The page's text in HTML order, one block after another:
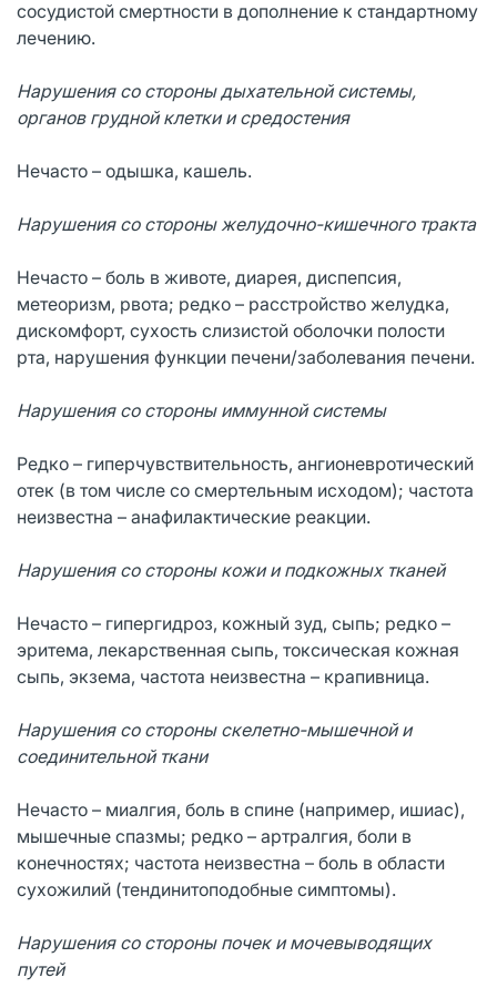
сосудистой смертности в дополнение к стандартному
лечению.
Нарушения со стороны дыхательной системы,
органов грудной клетки и средостения
Нечасто – одышка, кашель.
Нарушения со стороны желудочно-кишечного тракта
Нечасто – боль в животе, диарея, диспепсия,
метеоризм, рвота; редко – расстройство желудка,
дискомфорт, сухость слизистой оболочки полости
рта, нарушения функции печени/заболевания печени.
Нарушения со стороны иммунной системы
Редко – гиперчувствительность, ангионевротический
отек (в том числе со смертельным исходом); частота
неизвестна – анафилактические реакции.
Нарушения со стороны кожи и подкожных тканей
Нечасто – гипергидроз, кожный зуд, сыпь; редко –
эритема, лекарственная сыпь, токсическая кожная
сыпь, экзема, частота неизвестна – крапивница.
Нарушения со стороны скелетно-мышечной и
соединительной ткани
Нечасто – миалгия, боль в спине (например, ишиас),
мышечные спазмы; редко – артралгия, боли в
конечностях; частота неизвестна – боль в области
сухожилий (тендинитоподобные симптомы).
Нарушения со стороны почек и мочевыводящих
путей